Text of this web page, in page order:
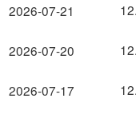
2026-07-21
2026-07-20
2026-07-17